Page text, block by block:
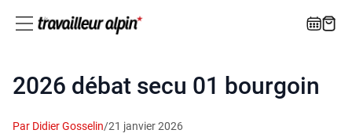
2026 débat secu 01 bourgoin
Par Didier Gosselin/21 janvier 2026